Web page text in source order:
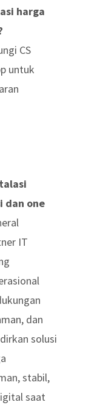
harga
CS
untuk
dan one
IT
dan
solusi
stabil,
saat